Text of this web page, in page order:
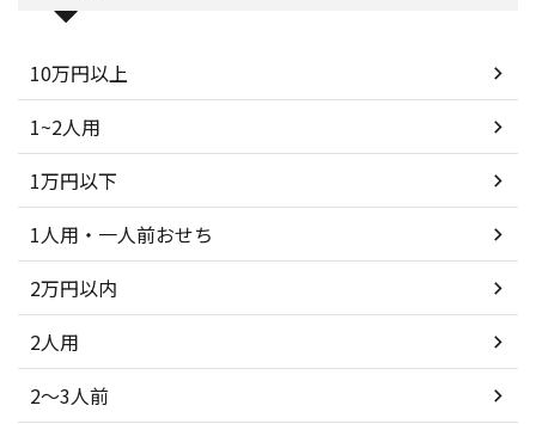
10万円以上
1~2人用
1万円以下
1人用・一人前おせち
2万円以内
2人用
2～3人前